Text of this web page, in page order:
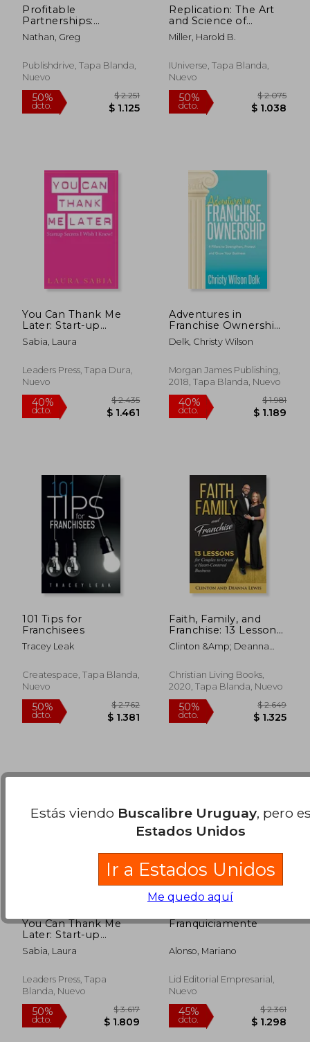
50%
dcto.
50%
dcto.
Profitable
Partnerships:
Improve Your
Franchise
Change Your Life (en
Inglés)
Nathan, Greg
Publishdrive, Tapa Blanda,
Nuevo
$ 1.125
Replication: The Art
and Science of
Franchising Your
Business (en Inglés)
Miller, Harold B.
IUniverse, Tapa Blanda,
Nuevo
dcto.
You Can Thank Me
Later: Start-up
Secrets I Wish I Knew
(en Inglés)
Sabia, Laura
Leaders Press, Tapa Dura,
Nuevo
40%
dcto. $ 1.461
Adventures in
Franchise Ownership:
4 Pillars to
Strengthen, Protect
Business (en Inglés)
Delk, Christy Wilson
Morgan James Publishing,
2018, Tapa Blanda, Nuevo
dcto. $
101 Tips for
Franchisees
Tracey Leak
Createspace, Tapa Blanda,
Nuevo
Faith, Family, and
Franchise: 13 Lessons
for Couples to Create
a Heart-Centered
Clinton &Amp; Deanna
Christian Living Books,
2020, Tapa Blanda, Nuevo
You Can Thank Me
Later: Start-up
Secrets I Wish I Knew
(en Inglés)
Sabia, Laura
Leaders Press, Tapa
Blanda, Nuevo
Franquiciamente
Alonso, Mariano
Lid Editorial Empresarial,
Nuevo
Estás viendo Buscalibre Uruguay, pero
Estados Unidos
Ir a Estados Unidos
Me quedo aquí